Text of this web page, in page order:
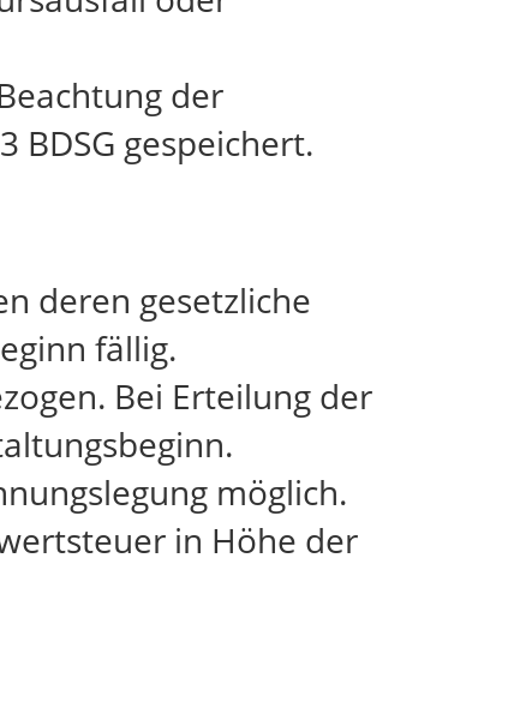
der
BDSG gespeichert.
deren gesetzliche
fällig.
Bei Erteilung der
möglich.
in Höhe der